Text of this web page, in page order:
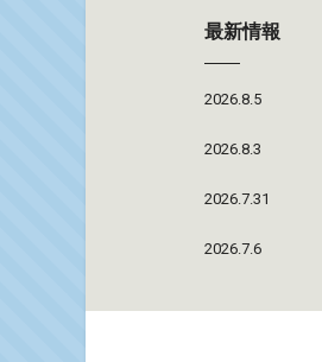
最新情報
2026.8.5
2026.8.3
2026.7.31
2026.7.6